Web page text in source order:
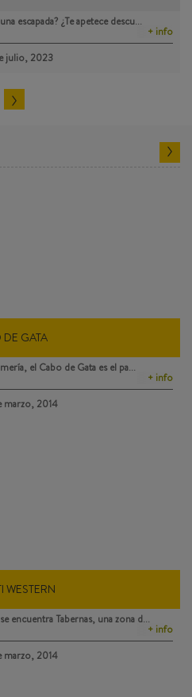
escapada? ¿Te apetece descu…
+ info
julio, 2023
DE GATA
el Cabo de Gata es el pa…
+ info
marzo, 2014
WESTERN
encuentra Tabernas, una zona d…
+ info
marzo, 2014